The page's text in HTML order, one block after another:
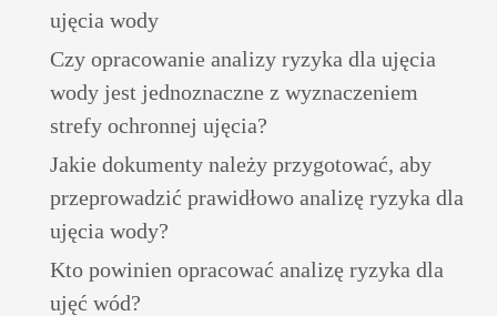
ujęcia wody
Czy opracowanie analizy ryzyka dla ujęcia
wody jest jednoznaczne z wyznaczeniem
strefy ochronnej ujęcia?
Jakie dokumenty należy przygotować, aby
przeprowadzić prawidłowo analizę ryzyka dla
ujęcia wody?
Kto powinien opracować analizę ryzyka dla
ujęć wód?